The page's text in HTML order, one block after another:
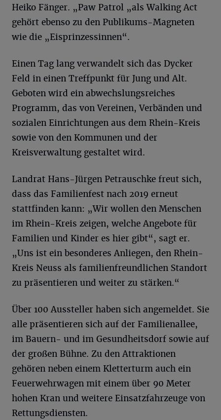
Heiko Fänger. „Paw Patrol „als Walking Act
gehört ebenso zu den Publikums-Magneten
wie die „Eisprinzessinnen“.
Einen Tag lang verwandelt sich das Dycker
Feld in einen Treffpunkt für Jung und Alt.
Geboten wird ein abwechslungsreiches
Programm, das von Vereinen, Verbänden und
sozialen Einrichtungen aus dem Rhein-Kreis
sowie von den Kommunen und der
Kreisverwaltung gestaltet wird.
Landrat Hans-Jürgen Petrauschke freut sich,
dass das Familienfest nach 2019 erneut
stattfinden kann: „Wir wollen den Menschen
im Rhein-Kreis zeigen, welche Angebote für
Familien und Kinder es hier gibt“, sagt er.
„Uns ist ein besonderes Anliegen, den Rhein-
Kreis Neuss als familienfreundlichen Standort
zu präsentieren und weiter zu stärken.“
Über 100 Aussteller haben sich angemeldet. Sie
alle präsentieren sich auf der Familienallee,
im Bauern- und im Gesundheitsdorf sowie auf
der großen Bühne. Zu den Attraktionen
gehören neben einem Kletterturm auch ein
Feuerwehrwagen mit einem über 90 Meter
hohen Kran und weitere Einsatzfahrzeuge von
Rettungsdiensten.